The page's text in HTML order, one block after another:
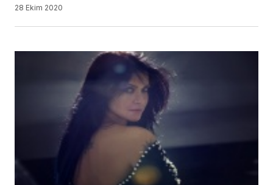
28 Ekim 2020